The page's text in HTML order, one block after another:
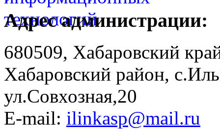
Адрес администрации:
680509, Хабаровский
Хабаровский район,
ул.Совхозная,20
E-mail: ilinkasp@mail.ru